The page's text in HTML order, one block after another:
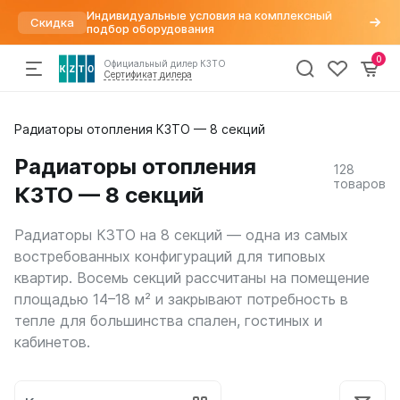
Скидка
Индивидуальные условия на комплексный
подбор оборудования
Официальный дилер КЗТО
Сертификат дилера
0
Радиаторы
Конвекторы
%
Распродажа
Могут
быть
получением
По параметрам Хит
Вертикальные
Трубчатые
Напольные
Квадратный профиль
Круглый профиль
Плоские
Низкие
Напольные конвекторы
Элегант Мини
Элегант Плюс
Внутрипольные конвекторы
Бриз
Бриз Нерж
Бриз В
Арматура для радиаторов
Вентили для радиаторов
Воздухоудалители и заглушки
Кронштейны
Термостатические головки
Фитинги
Радиаторы отопления КЗТО — 8 секций
Радиаторы отопления
КЗТО — 8 секций
128
товаров
Радиаторы КЗТО на 8 секций — одна из самых
востребованных конфигураций для типовых
квартир. Восемь секций рассчитаны на помещение
площадью 14–18 м² и закрывают потребность в
тепле для большинства спален, гостиных и
кабинетов.